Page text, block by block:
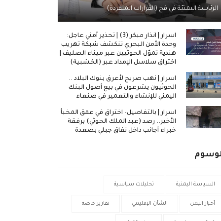
الرئاسة اليمنيّة في فخ (القرارات المنفردة)
اسرار | انذار مبكر (3) | تحذير أمني عاجل:
وحدة الأمن البحري تنكشف شبكة تهريب
هندية تموّل الحوثيين عبر ميناء الصليف |
اختراق سلاسل الإمداد عبر (الخشبية)
اسرار | نهب صريح لأعرق بنوك البلاد ..
الحوثيون يشرعون في بيع أصول البنك
اليمني للإنشاء والتعمير في صنعاء
اسرار | بالتفاصيل- اختراق في عمق المخبأ
الأخير.. رصد (عبد الملك الحوثي) برفقة
خبراء أجانب داخل نفاق جبلي بصعدة
السياسة اليمنية تحليلات سياسية
أخبار اليمن الشأن الإقليمي تقارير خاصة